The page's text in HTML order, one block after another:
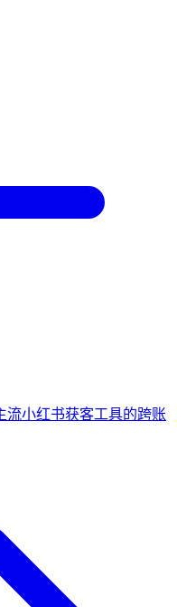
流小红书获客工具的跨账